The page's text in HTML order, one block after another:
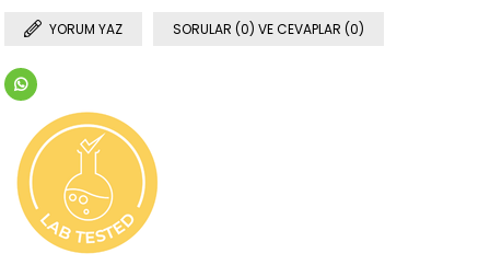
YORUM YAZ SORULAR (0) VE CEVAPLAR (0)